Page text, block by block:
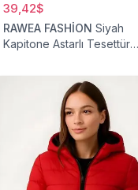
39,42$
RAWEA FASHİON Siyah
Kapitone Astarlı Tesettür